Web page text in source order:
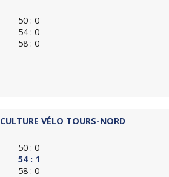
50 : 0
54 : 0
58 : 0
CULTURE VÉLO TOURS-NORD
50 : 0
54 : 1
58 : 0